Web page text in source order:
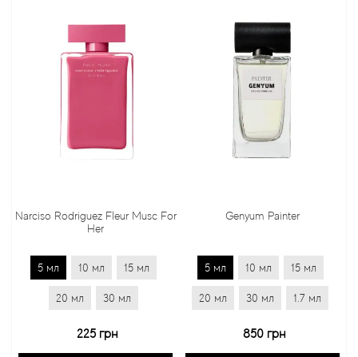
Narciso Rodriguez Fleur Musc For
Her
5 мл 10 мл 15 мл
20 мл 30 мл
225 грн
Genyum Painter
5 мл 10 мл 15 мл
20 мл 30 мл 1.7 мл
850 грн